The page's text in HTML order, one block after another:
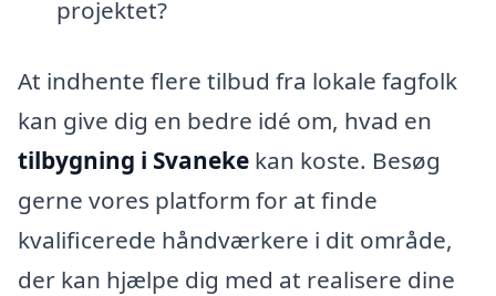
projektet?
At indhente flere tilbud fra lokale fagfolk
kan give dig en bedre idé om, hvad en
tilbygning i Svaneke kan koste. Besøg
gerne vores platform for at finde
kvalificerede håndværkere i dit område,
der kan hjælpe dig med at realisere dine